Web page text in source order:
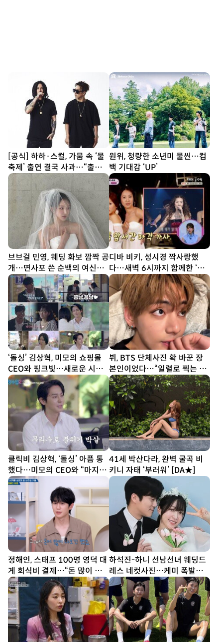
[공식] 하하·스컬, 가뭄 속 ‘물
축제’ 출연 결국 사과…“출연
료 전액 기부”
원위, 청량한 소년미 물씬…컴
백 기대감 ‘UP’
브브걸 민영, 웨딩 화보 깜짝 공
개…면사포 쓴 순백의 여신
[DA★]
디바 비키, 성시경 짝사랑했
다…새벽 6시까지 함께한 ‘설
렁탕 엔딩’(힛트쏭)
‘돌싱’ 김상혁, 미모의 쇼핑몰
CEO와 핑크빛…새로운 시작
(신랑수업2)
뷔, BTS 단체사진 확 바꾼 장
본인이었다…“일렬로 찍는 거
재미없어”
클릭비 김상혁, ‘돌싱’ 아픔 통
했다…미모의 CEO와 “마지막
까지 내 편” 공감 (신랑수업2)
41세 박산다라, 완벽 굴곡 비
키니 자태 ‘부러워’ [DA★]
정해인, 스태프 100명 영덕 대
게 회식비 결제…“돈 많이 나
오긴 했다”
하석진-하니 선남선녀 웨딩드
레스 네컷사진…케미 폭발
[DA★]